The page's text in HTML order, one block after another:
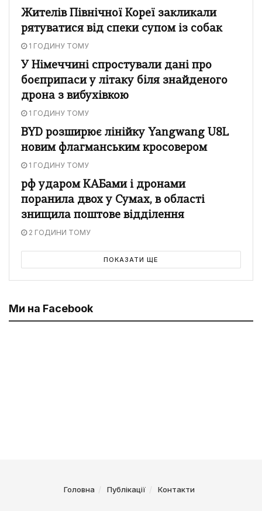
Жителів Північної Кореї закликали
рятуватися від спеки супом із собак
1 ГОДИНУ ТОМУ
У Німеччині спростували дані про
боєприпаси у літаку біля знайденого
дрона з вибухівкою
1 ГОДИНУ ТОМУ
BYD розширює лінійку Yangwang U8L
новим флагманським кросовером
1 ГОДИНУ ТОМУ
рф ударом КАБами і дронами
поранила двох у Сумах, в області
знищила поштове відділення
2 ГОДИНИ ТОМУ
ПОКАЗАТИ ЩЕ
Ми на Facebook
Головна Публікації Контакти